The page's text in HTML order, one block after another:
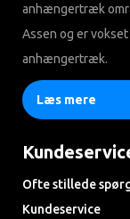
anhængertræk
Assen og er
anhængertræk.
Læs mere
Ofte stillede
Kundeservice